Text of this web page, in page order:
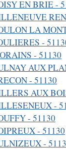
EN BRIE -
LA
-
- 51130
AUX
- 51130
AUX
-
- 51130
- 51130
-